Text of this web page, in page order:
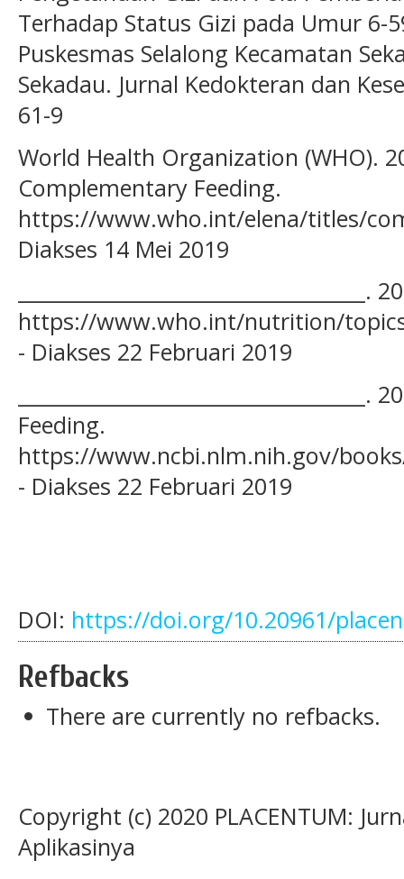
Terhadap Status Gizi pada Umur 6-
Puskesmas Selalong Kecamatan
Sekadau. Jurnal Kedokteran dan
61-9
World Health Organization (WHO).
Complementary Feeding.
https://www.who.int/elena/titles/
Diakses 14 Mei 2019
https://www.who.int/nutrition/
- Diakses 22 Februari 2019
Feeding.
https://www.ncbi.nlm.nih.gov/
- Diakses 22 Februari 2019
DOI: https://doi.org/10.20961/
Refbacks
There are currently no refbacks.
Copyright (c) 2020 PLACENTUM:
Aplikasinya